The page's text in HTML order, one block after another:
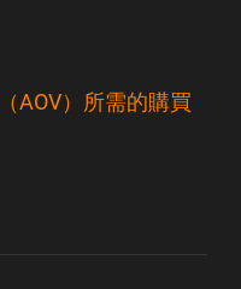
AOV）所需的購買